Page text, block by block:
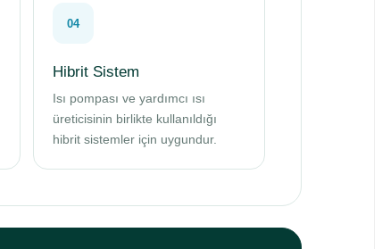
04
Hibrit Sistem
Isı pompası ve yardımcı ısı
üreticisinin birlikte kullanıldığı
hibrit sistemler için uygundur.